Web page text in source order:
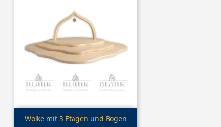
 Vorschau
Wolke mit 3 Etagen und Bogen